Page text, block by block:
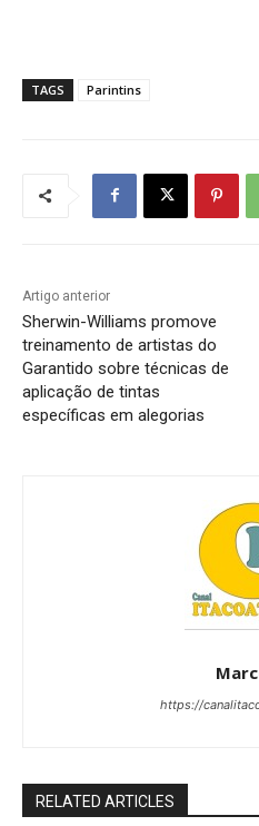
TAGS Parintins
Artigo anterior
Sherwin-Williams promove
treinamento de artistas do
Garantido sobre técnicas de
aplicação de tintas
específicas em alegorias
https://
RELATED ARTICLES